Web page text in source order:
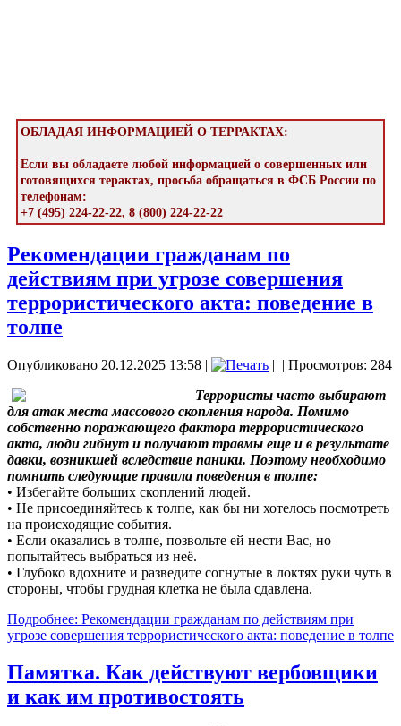
ОБЛАДАЯ ИНФОРМАЦИЕЙ О ТЕРРАКТАХ:
Если вы обладаете любой информацией о совершенных или
готовящихся терактах, просьба обращаться в ФСБ России по
телефонам:
+7 (495) 224-22-22, 8 (800) 224-22-22
Рекомендации гражданам по
действиям при угрозе совершения
террористического акта: поведение в
толпе
Опубликовано 20.12.2025 13:58 | | | Просмотров: 284
Террористы часто выбирают
для атак места массового скопления народа. Помимо
собственно поражающего фактора террористического
акта, люди гибнут и получают травмы еще и в результате
давки, возникшей вследствие паники. Поэтому необходимо
помнить следующие правила поведения в толпе:
• Избегайте больших скоплений людей.
• Не присоединяйтесь к толпе, как бы ни хотелось посмотреть
на происходящие события.
• Если оказались в толпе, позвольте ей нести Вас, но
попытайтесь выбраться из неё.
• Глубоко вдохните и разведите согнутые в локтях руки чуть в
стороны, чтобы грудная клетка не была сдавлена.
Подробнее: Рекомендации гражданам по действиям при
угрозе совершения террористического акта: поведение в толпе
Памятка. Как действуют вербовщики
и как им противостоять